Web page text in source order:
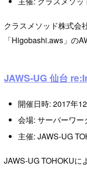
クラスメソッド株式会
「Higobashi.aws」の
JAWS-UG 仙台
開催日時: 2017年
会場: サーバーワ
主催: JAWS-UG
JAWS-UG TOHOKUに